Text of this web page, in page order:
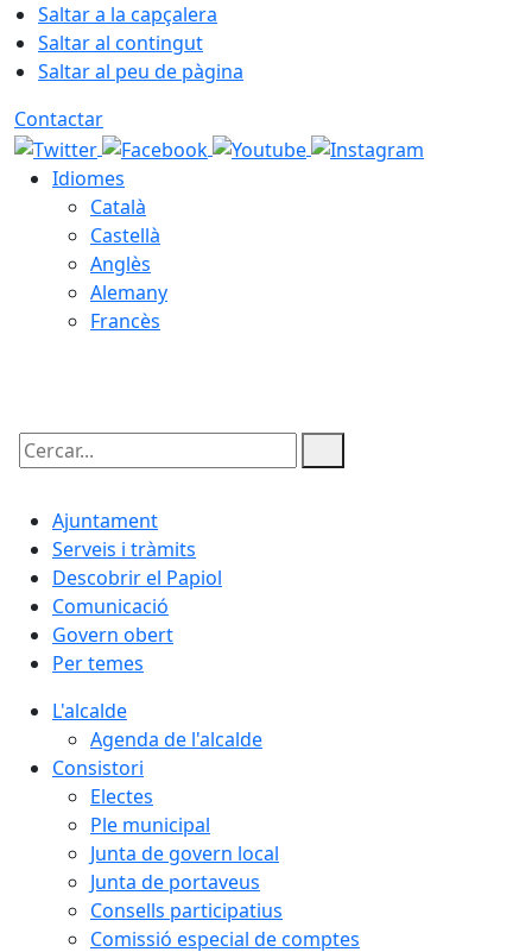
Saltar a la capçalera
Saltar al contingut
Saltar al peu de pàgina
Contactar
Idiomes
Català
Castellà
Anglès
Alemany
Francès
Cercar:
Ajuntament
Serveis i tràmits
Descobrir el Papiol
Comunicació
Govern obert
Per temes
L'alcalde
Agenda de l'alcalde
Consistori
Electes
Ple municipal
Junta de govern local
Junta de portaveus
Consells participatius
Comissió especial de comptes